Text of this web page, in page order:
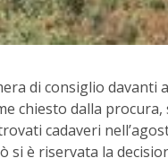
di consiglio
chiesto dalla
cadaveri
si è riservata la